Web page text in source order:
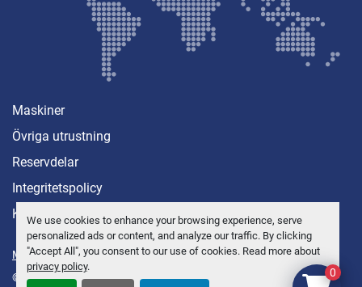
We use cookies to enhance your browsing experience, serve
personalized ads or content, and analyze our traffic. By clicking
"Accept All", you consent to our use of cookies. Read more about
privacy policy.
Maskiner
Övriga utrustning
Reservdelar
Integritetspolicy
Kontakt
Manage Cookies
© Copyright Anders Brolin AB 2026 0